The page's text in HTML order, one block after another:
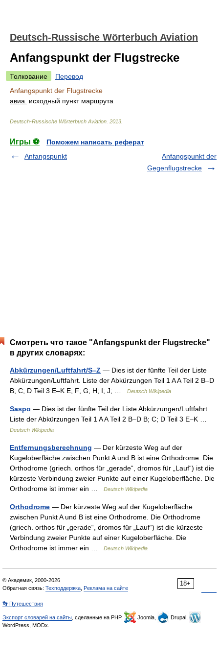
Deutsch-Russische Wörterbuch Aviation
Anfangspunkt der Flugstrecke
Толкование
Перевод
Anfangspunkt der Flugstrecke
авиа.
исходный пункт маршрута
Deutsch-Russische Wörterbuch Aviation 2013
Игры ⚽
Поможем написать реферат
Anfangspunkt
Anfangspunkt der
Gegenflugstrecke
Смотреть что такое "Anfangspunkt der Flugstrecke"
в других словарях:
Abkürzungen/Luftfahrt/S–Z — Dies ist der fünfte Teil der Liste
Abkürzungen/Luftfahrt. Liste der Abkürzungen Teil 1 A A Teil 2 B–D
B; C; D Teil 3 E–K E; F; G; H; I; J; …
Deutsch Wikipedia
Saspo — Dies ist der fünfte Teil der Liste Abkürzungen/Luftfahrt.
Liste der Abkürzungen Teil 1 A A Teil 2 B–D B; C; D Teil 3 E–K …
Deutsch Wikipedia
Entfernungsberechnung — Der kürzeste Weg auf der
Kugeloberfläche zwischen Punkt A und B ist eine Orthodrome. Die
Orthodrome (griech. orthos für „gerade“, dromos für „Lauf“) ist die
kürzeste Verbindung zweier Punkte auf einer Kugeloberfläche. Die
Orthodrome ist immer ein …
Deutsch Wikipedia
Orthodrome — Der kürzeste Weg auf der Kugeloberfläche
zwischen Punkt A und B ist eine Orthodrome. Die Orthodrome
(griech. orthos für „gerade“, dromos für „Lauf“) ist die kürzeste
Verbindung zweier Punkte auf einer Kugeloberfläche. Die
Orthodrome ist immer ein …
Deutsch Wikipedia
18+
© Академик, 2000-2026
Обратная связь: Техподдержка Реклама на сайте
👣 Путешествия
Экспорт словарей на сайты , сделанные на PHP, Joomla,
Drupal,
WordPress, MODx.